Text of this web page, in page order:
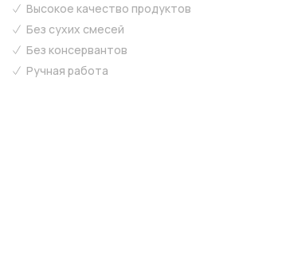
Высокое качество продуктов
Без сухих смесей
Без консервантов
Ручная работа